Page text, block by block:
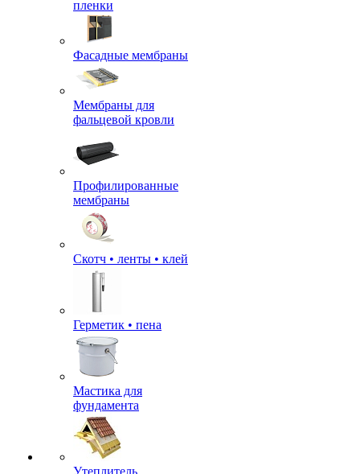
пленки
Фасадные мембраны
Мембраны для
фальцевой кровли
Профилированные
мембраны
Скотч • ленты • клей
Герметик • пена
Мастика для
фундамента
Утеплитель